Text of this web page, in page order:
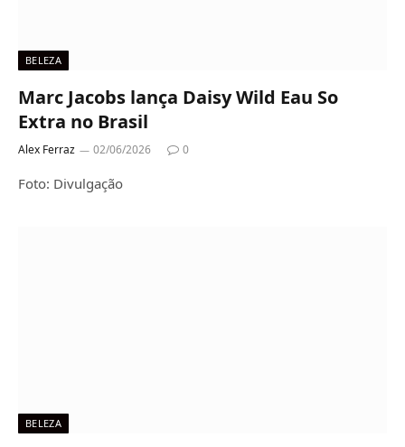
BELEZA
Marc Jacobs lança Daisy Wild Eau So
Extra no Brasil
Alex Ferraz 02/06/2026 0
Foto: Divulgação
BELEZA